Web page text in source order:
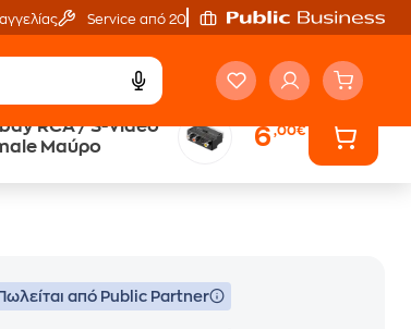
Service από 20'
RCA / S-Video
female σε Scart male Μαύρο
6,00€
Άτοκες Δόσεις
από Public Partner